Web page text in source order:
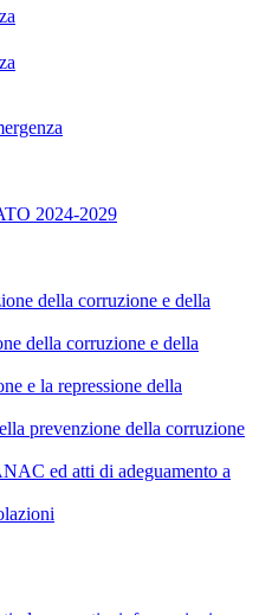
2024-2029
della corruzione e della
della corruzione e della
e la repressione della
prevenzione della corruzione
ed atti di adeguamento a